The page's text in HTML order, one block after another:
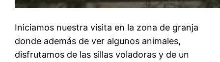
Iniciamos nuestra visita en la zona de granja
donde además de ver algunos animales,
disfrutamos de las sillas voladoras y de un